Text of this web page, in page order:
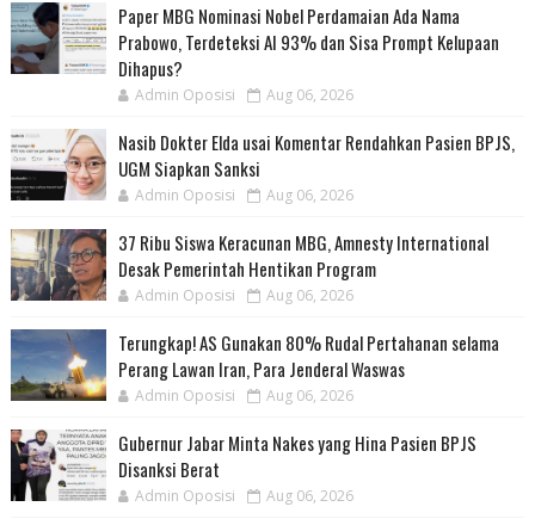
Paper MBG Nominasi Nobel Perdamaian Ada Nama
Prabowo, Terdeteksi AI 93% dan Sisa Prompt Kelupaan
Dihapus?
Admin Oposisi Aug 06, 2026
Nasib Dokter Elda usai Komentar Rendahkan Pasien BPJS,
UGM Siapkan Sanksi
Admin Oposisi Aug 06, 2026
37 Ribu Siswa Keracunan MBG, Amnesty International
Desak Pemerintah Hentikan Program
Admin Oposisi Aug 06, 2026
Terungkap! AS Gunakan 80% Rudal Pertahanan selama
Perang Lawan Iran, Para Jenderal Waswas
Admin Oposisi Aug 06, 2026
Gubernur Jabar Minta Nakes yang Hina Pasien BPJS
Disanksi Berat
Admin Oposisi Aug 06, 2026